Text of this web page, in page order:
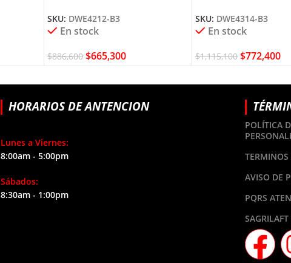
SKU: DWE4212-B3
En stock
$886,600 $665,300
SKU: DWE4314-B3
En stock
$1,115,100 $772,400
HORARIOS DE ANTENCION
Lunes a Viernes:
8:00am - 5:00pm
Sábados:
8:30am - 1:00pm
POLÍTICA
TERMINOS
AVISO DE
PQRS
SAGRILAFT